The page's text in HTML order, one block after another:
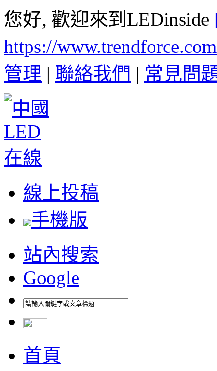
您好, 歡迎來到LEDinside
https://
管理 | 聯絡我們 | 常見問
線上投稿
手機版
站內搜索
Google
首頁